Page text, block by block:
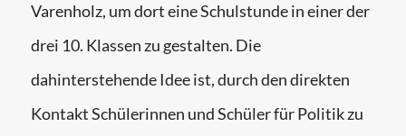
Varenholz, um dort eine Schulstunde in einer der
drei 10. Klassen zu gestalten. Die
dahinterstehende Idee ist, durch den direkten
Kontakt Schülerinnen und Schüler für Politik zu